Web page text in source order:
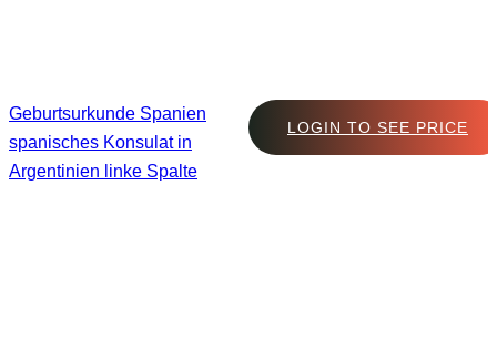
Geburtsurkunde Spanien
spanisches Konsulat in
Argentinien linke Spalte
LOGIN TO SEE PRICE